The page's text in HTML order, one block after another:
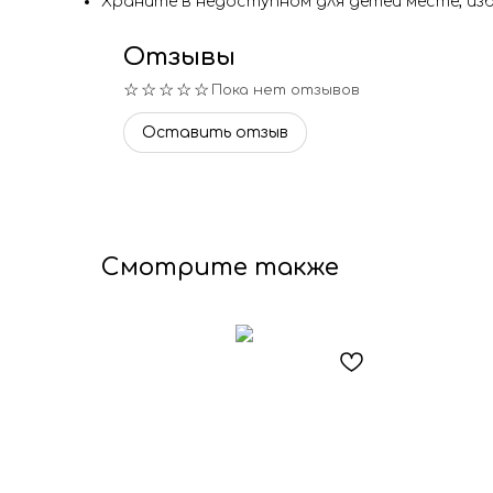
Отзывы
☆☆☆☆☆ Пока нет отзывов
Оставить отзыв
Смотрите также